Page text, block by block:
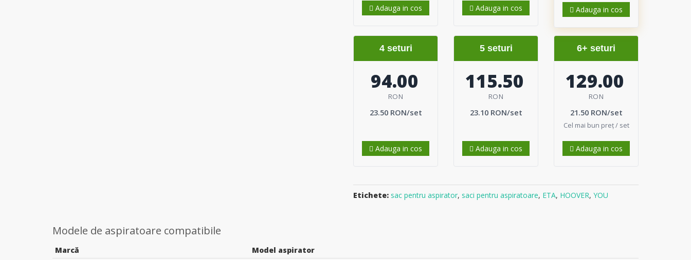
Adauga in cos Adauga in cos Adauga in cos
4 seturi
94.00
RON
23.50 RON/set
Adauga in cos
5 seturi
115.50
RON
23.10 RON/set
Adauga in cos
6+ seturi
129.00
RON
21.50 RON/set
Cel mai bun preț / set
Adauga in cos
Etichete: sac pentru aspirator, saci pentru aspiratoare, ETA, HOOVER, YOU
Modele de aspiratoare compatibile
Marcă
Model aspirator